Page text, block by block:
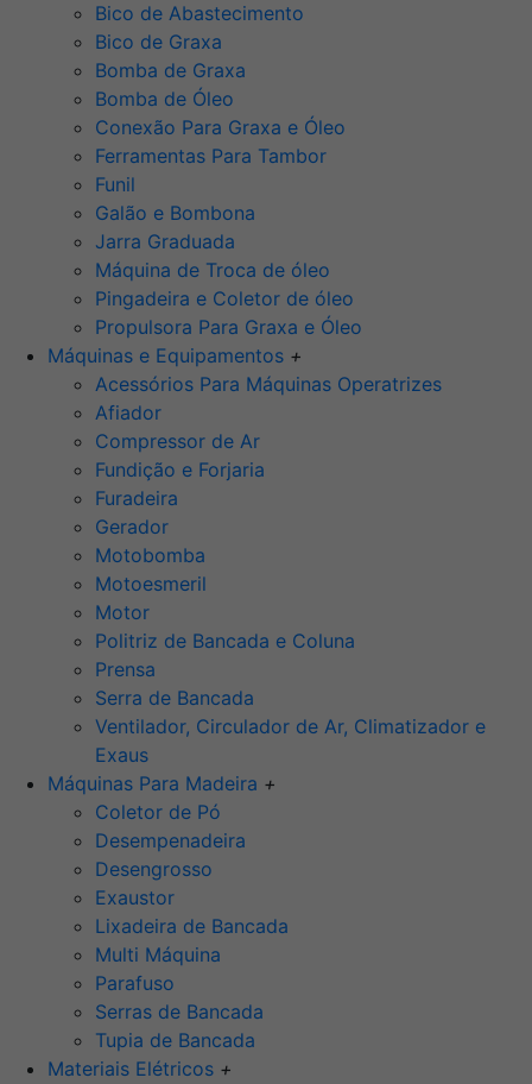
Bico de Abastecimento
Bico de Graxa
Bomba de Graxa
Bomba de Óleo
Conexão Para Graxa e Óleo
Ferramentas Para Tambor
Funil
Galão e Bombona
Jarra Graduada
Máquina de Troca de óleo
Pingadeira e Coletor de óleo
Propulsora Para Graxa e Óleo
Máquinas e Equipamentos +
Acessórios Para Máquinas Operatrizes
Afiador
Compressor de Ar
Fundição e Forjaria
Furadeira
Gerador
Motobomba
Motoesmeril
Motor
Politriz de Bancada e Coluna
Prensa
Serra de Bancada
Ventilador, Circulador de Ar, Climatizador e
Exaus
Máquinas Para Madeira +
Coletor de Pó
Desempenadeira
Desengrosso
Exaustor
Lixadeira de Bancada
Multi Máquina
Parafuso
Serras de Bancada
Tupia de Bancada
Materiais Elétricos +